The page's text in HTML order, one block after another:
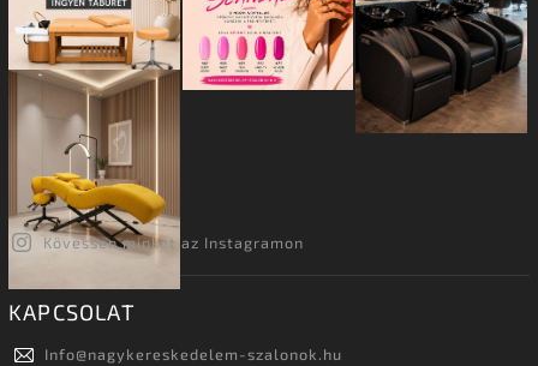
Kövessen minket az Instagramon
KAPCSOLAT
Info@nagykereskedelem-szalonok.hu